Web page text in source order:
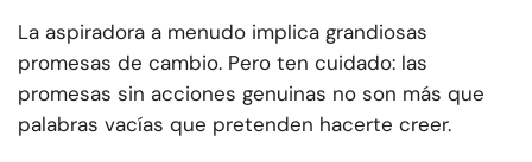
La aspiradora a menudo implica grandiosas
promesas de cambio. Pero ten cuidado: las
promesas sin acciones genuinas no son más que
palabras vacías que pretenden hacerte creer.